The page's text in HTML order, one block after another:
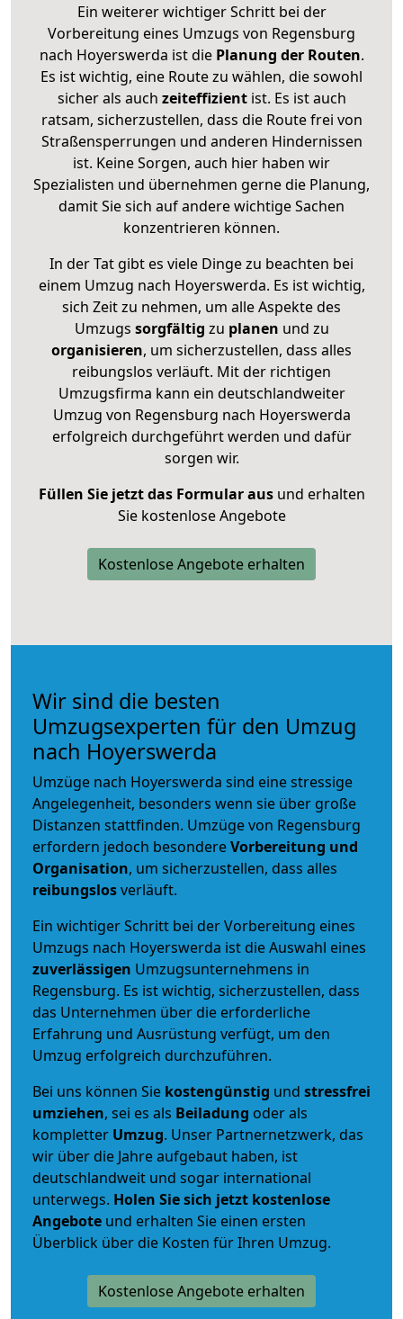
Ein weiterer wichtiger Schritt bei der
Vorbereitung eines Umzugs von Regensburg
nach Hoyerswerda ist diePlanung der Routen.
Es ist wichtig, eine Route zu wählen, die sowohl
sicher als auch zeiteffizientist. Es ist auch
ratsam, sicherzustellen, dass die Route frei von
Straßensperrungen und anderen Hindernissen
ist. Keine Sorgen, auch hier haben wir
Spezialisten und übernehmen gerne die Planung,
damit Sie sich auf andere wichtige Sachen
konzentrieren können.
In der Tat gibt es viele Dinge zu beachten bei
einem Umzug nach Hoyerswerda. Es ist wichtig,
sich Zeit zu nehmen, um alle Aspekte des
Umzugs sorgfältig zu planen und zu
organisieren, um sicherzustellen, dass alles
reibungslos verläuft. Mit der richtigen
Umzugsfirma kann ein deutschlandweiter
Umzug von Regensburg nach Hoyerswerda
erfolgreich durchgeführt werden und dafür
sorgen wir.
Füllen Sie jetzt das Formular ausund erhalten
Sie kostenlose Angebote
Kostenlose Angebote erhalten
Wir sind die besten
Umzugsexperten für den Umzug
nach Hoyerswerda
Umzüge nach Hoyerswerda sind eine stressige
Angelegenheit, besonders wenn sie über große
Distanzen stattfinden. Umzüge von Regensburg
erfordern jedoch besondereVorbereitung und
Organisation, um sicherzustellen, dass alles
reibungslosverläuft.
Ein wichtiger Schritt bei der Vorbereitung eines
Umzugs nach Hoyerswerda ist die Auswahl eines
zuverlässigen Umzugsunternehmens in
Regensburg. Es ist wichtig, sicherzustellen, dass
das Unternehmen über die erforderliche
Erfahrung und Ausrüstung verfügt, um den
Umzug erfolgreich durchzuführen.
Bei uns können Sie kostengünstig und stressfrei
umziehen, sei es als Beiladung oder als
kompletter Umzug. Unser Partnernetzwerk, das
wir über die Jahre aufgebaut haben, ist
deutschlandweit und sogar international
unterwegs. Holen Sie sich jetzt kostenlose
Angebote und erhalten Sie einen ersten
Überblick über die Kosten für Ihren Umzug.
Kostenlose Angebote erhalten